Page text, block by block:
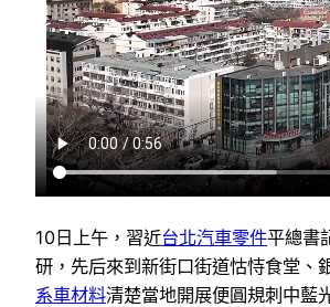
10日上午，習近台北汽車零件平總書
研，先后來到新街口街道怙恃食堂、
系車材料清楚當地開展便圓規刺中藍